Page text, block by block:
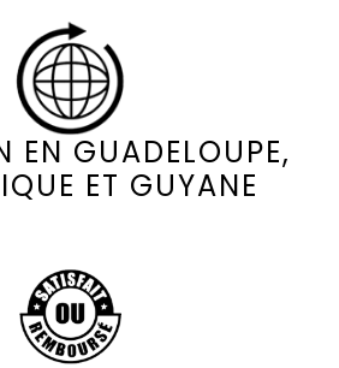
EN GUADELOUPE,
ET GUYANE